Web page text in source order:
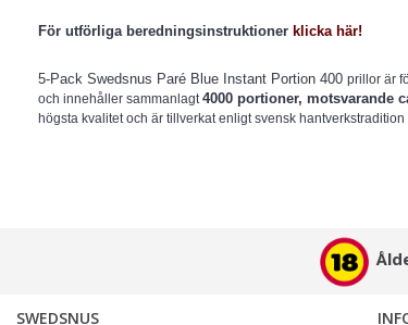
För utförliga beredningsinstruktioner klicka här!
5-Pack Swedsnus Paré Blue Instant Portion 400 prillor är
och innehåller sammanlagt4000 portioner, motsvarande
högsta kvalitet och är tillverkat enligt svensk
SWEDSNUS